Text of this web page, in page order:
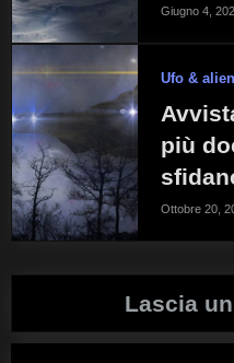
Giugno 4,
Ufo &
più
Ottobre 20,
Lascia